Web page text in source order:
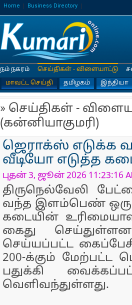
Home Business Directory
நம் நகரம்
செய்திகள் - விளையாட்டு
மாவட்ட செய்தி
தமிழகம் இந்தியா
» செய்திகள் -
(கன்னியாகுமரி)
ஜெராக்ஸ் எடுக்க
வீடியோ எடுத்த
புதன் 3, ஜூன் 2026 11:23:16
திருநெல்வேலி
வந்த இளம்பெண்
கடையின்
கைது
செய்யப்பட்ட
200-க்கும்
பதுக்கி
வெளிவந்துள்ளது.